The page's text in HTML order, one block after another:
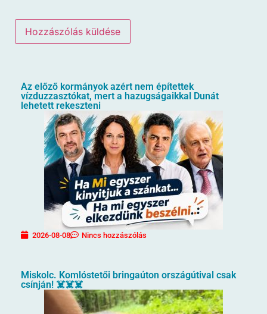
Az előző kormányok azért nem építettek
vízduzzasztókat, mert a hazugságaikkal Dunát
lehetett rekeszteni
2026-08-08 Nincs hozzászólás
Miskolc. Komlóstetői bringaúton országútival csak
csínján! ☠️☠️☠️